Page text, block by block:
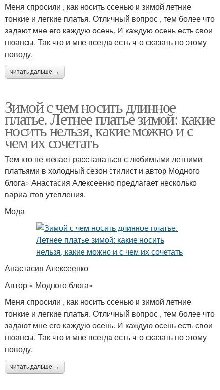
Меня спросили , как носить осенью и зимой летние
тонкие и легкие платья. Отличный вопрос , тем более что
задают мне его каждую осень. И каждую осень есть свои
нюансы. Так что и мне всегда есть что сказать по этому
поводу.
читать дальше →
Зимой с чем носить длинное
платье. Летнее платье зимой: какие
носить нельзя, какие можно и с
чем их сочетать
Тем кто не желает расставаться с любимыми летними
платьями в холодный сезон стилист и автор Модного
блога» Анастасия Алексеенко предлагает несколько
вариантов утепления.
Мода
Анастасия Алексеенко
Автор « Модного блога»
Меня спросили , как носить осенью и зимой летние
тонкие и легкие платья. Отличный вопрос , тем более что
задают мне его каждую осень. И каждую осень есть свои
нюансы. Так что и мне всегда есть что сказать по этому
поводу.
читать дальше →